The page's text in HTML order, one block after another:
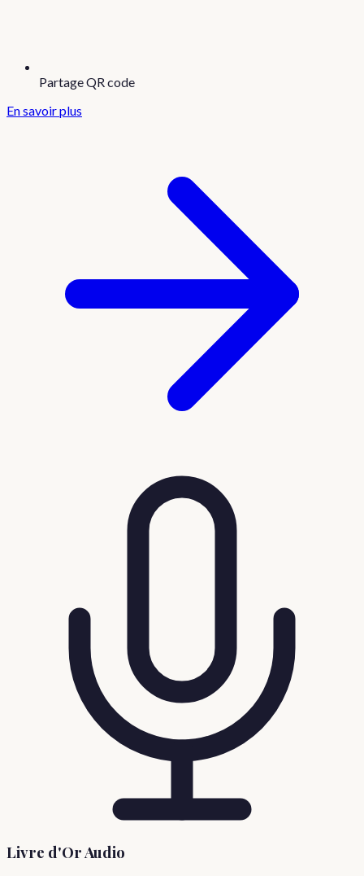
Partage QR code
En savoir plus
Livre d'Or Audio